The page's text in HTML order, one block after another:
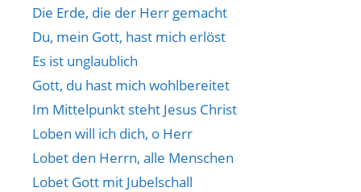
Die Erde, die der Herr gemacht
Du, mein Gott, hast mich erlöst
Es ist unglaublich
Gott, du hast mich wohlbereitet
Im Mittelpunkt steht Jesus Christ
Loben will ich dich, o Herr
Lobet den Herrn, alle Menschen
Lobet Gott mit Jubelschall